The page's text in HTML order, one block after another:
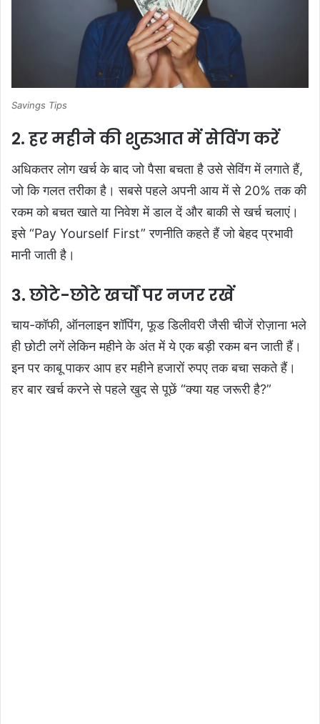
Savings Tips
2. हर महीने की शुरुआत में सेविंग करें
अधिकतर लोग खर्च के बाद जो पैसा बचता है उसे सेविंग में लगाते हैं,
जो कि गलत तरीका है। सबसे पहले अपनी आय में से 20% तक की
रकम को बचत खाते या निवेश में डाल दें और बाकी से खर्च चलाएं।
इसे “Pay Yourself First” रणनीति कहते हैं जो बेहद प्रभावी
मानी जाती है।
3. छोटे-छोटे खर्चों पर नजर रखें
चाय-कॉफी, ऑनलाइन शॉपिंग, फूड डिलीवरी जैसी चीजें रोज़ाना भले
ही छोटी लगें लेकिन महीने के अंत में ये एक बड़ी रकम बन जाती हैं।
इन पर काबू पाकर आप हर महीने हजारों रुपए तक बचा सकते हैं।
हर बार खर्च करने से पहले खुद से पूछें “क्या यह जरूरी है?”